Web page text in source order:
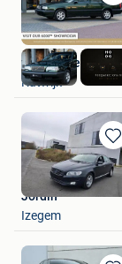
in
Mijn
HooG Selections
Katwijk
in
Mijn
Jordin
Izegem